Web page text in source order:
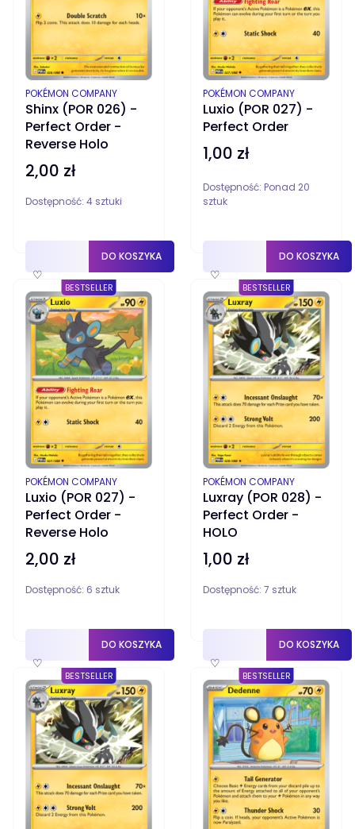
Shinx (POR 026) -
Perfect Order -
Reverse Holo
PRODUCENT
POKÉMON COMPANY
Cena
2,00 zł
Dostępność: 4 sztuki
♡
DO KOSZYKA
Luxio (POR 027) -
Perfect Order
PRODUCENT
POKÉMON COMPANY
Cena
1,00 zł
Dostępność: Ponad 20
sztuk
♡
DO KOSZYKA
BESTSELLER
Luxio (POR 027) -
Perfect Order -
Reverse Holo
PRODUCENT
POKÉMON COMPANY
Cena
2,00 zł
Dostępność: 6 sztuk
♡
DO KOSZYKA
BESTSELLER
Luxray (POR 028) -
Perfect Order -
HOLO
PRODUCENT
POKÉMON COMPANY
Cena
1,00 zł
Dostępność: 7 sztuk
♡
DO KOSZYKA
BESTSELLER BESTSELLER